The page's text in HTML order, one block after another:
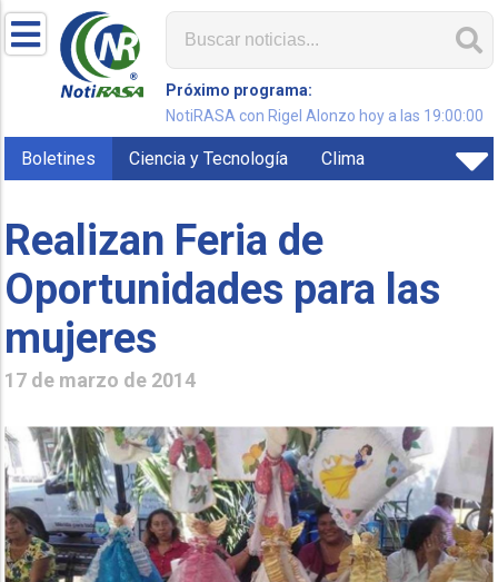
Próximo programa:
NotiRASA con Rigel Alonzo hoy a las 19:00:00
Boletines Ciencia y Tecnología Clima
Realizan Feria de
Oportunidades para las
mujeres
17 de marzo de 2014